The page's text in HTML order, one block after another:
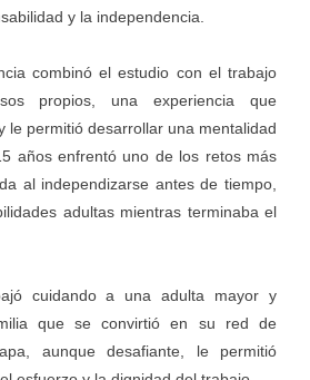
y la independencia.
combinó el estudio con el trabajo
propios, una experiencia que
le permitió desarrollar una mentalidad
años enfrentó uno de los retos más
al independizarse antes de tiempo,
adultas mientras terminaba el
cuidando a una adulta mayor y
que se convirtió en su red de
aunque desafiante, le permitió